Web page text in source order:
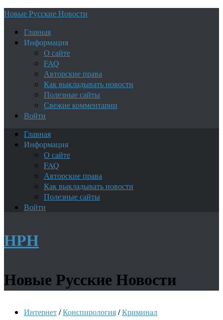
Новые Русские Новости
Главная
Информация
О сайте
FAQ
Авторские права
Как выкладывать новости
Полезные сайты
Свежие комментарии
Войти
Главная
Информация
О сайте
FAQ
Авторские права
Как выкладывать новости
Полезные сайты
Войти
НРН
Новые Русские Новости
Интернет/Конспирология/Криминал